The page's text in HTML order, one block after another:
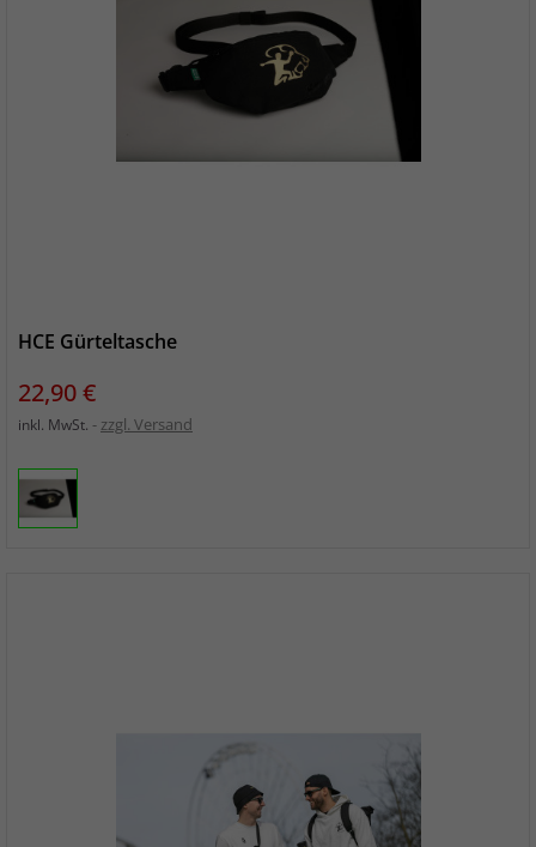
HCE Gürteltasche
Preis
22,90 €
inkl. MwSt. zzgl. Versand